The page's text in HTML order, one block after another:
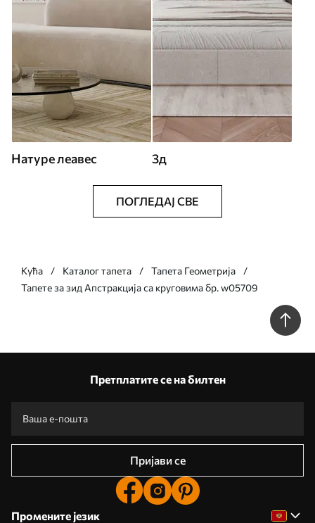
Натуре леавес 3д
ПОГЛЕДАЈ СВЕ
Кућа Каталог тапета
Тапета Геометрија
Тапете за зид Апстракција са круговима бр. w05709
Претплатите се на билтен
Пријави се
Промените језик